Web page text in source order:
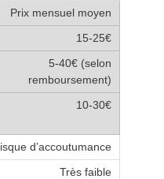
Prix mensuel moyen
15-25€
5-40€ (selon
remboursement)
10-30€
d’accoutumance
Très faible